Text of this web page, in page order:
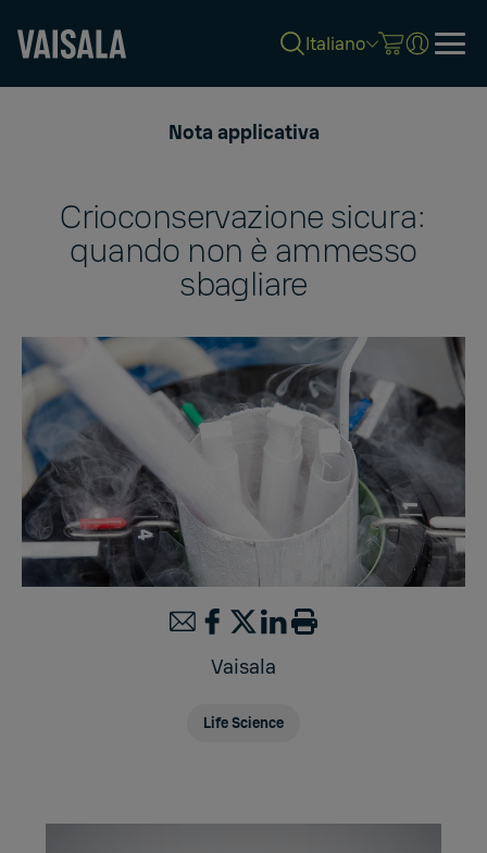
Italiano
Nota applicativa
Crioconservazione sicura:
quando non è ammesso
sbagliare
Vaisala
Life Science